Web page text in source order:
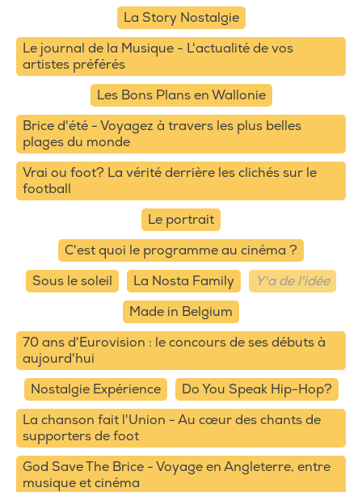
La Story Nostalgie
Le journal de la Musique - L'actualité de vos
artistes préférés
Les Bons Plans en Wallonie
Brice d'été - Voyagez à travers les plus belles
plages du monde
Vrai ou foot? La vérité derrière les clichés sur le
football
Le portrait
C'est quoi le programme au cinéma ?
Sous le soleil
La Nosta Family
Y'a de l'idée
Made in Belgium
70 ans d'Eurovision : le concours de ses débuts à
aujourd'hui
Nostalgie Expérience
Do You Speak Hip-Hop?
La chanson fait l'Union - Au cœur des chants de
supporters de foot
God Save The Brice - Voyage en Angleterre, entre
musique et cinéma